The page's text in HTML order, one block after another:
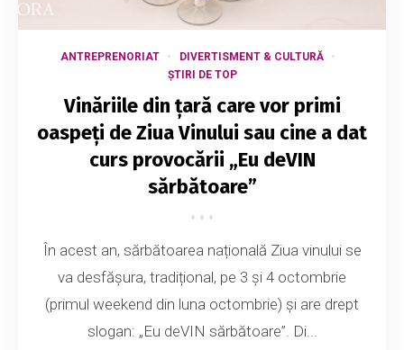
ANTREPRENORIAT
DIVERTISMENT & CULTURĂ
ȘTIRI DE TOP
Vinăriile din țară care vor primi
oaspeți de Ziua Vinului sau cine a dat
curs provocării „Eu deVIN
sărbătoare”
În acest an, sărbătoarea națională Ziua vinului se
va desfășura, tradițional, pe 3 și 4 octombrie
(primul weekend din luna octombrie) și are drept
slogan: „Eu deVIN sărbătoare”. Di...